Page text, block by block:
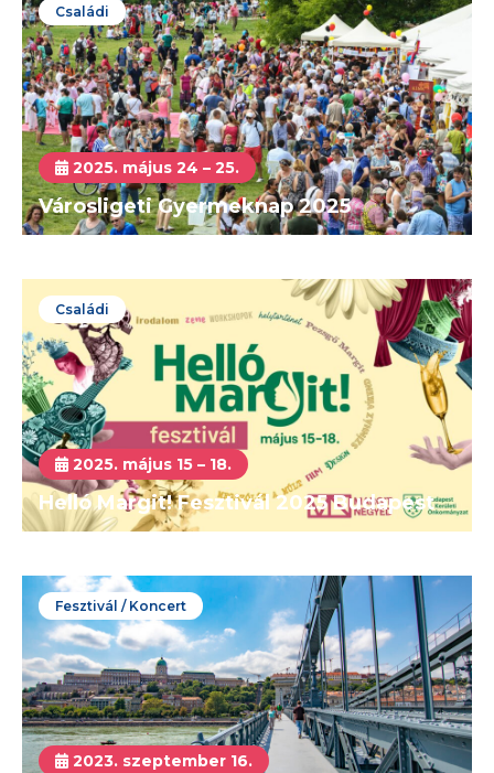
Családi
2025. május 24 – 25.
Városligeti Gyermeknap 2025
Családi
2025. május 15 – 18.
Helló Margit! Fesztivál 2025 Budapest
Fesztivál / Koncert
2023. szeptember 16.